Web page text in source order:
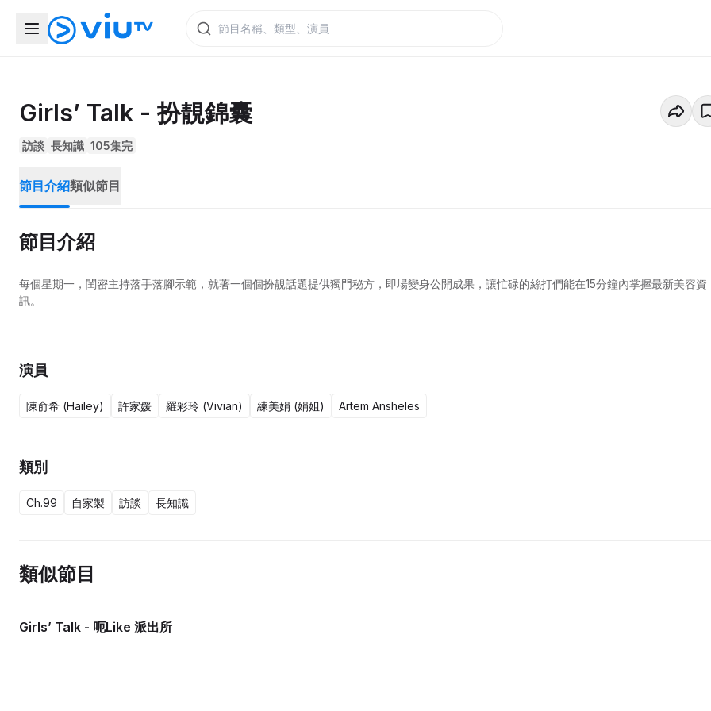
Girls’ Talk - 扮靚錦囊
訪談 長知識 105集完
節目介紹類似節目
節目介紹
每個星期一，閨密主持落手落腳示範，就著一個個扮靚話題提供獨門秘方，即場變身公開成果，讓忙碌的絲打們能在15分鐘內掌握最新美容資
訊。
演員
陳俞希 (Hailey) 許家媛 羅彩玲 (Vivian) 練美娟 (娟姐) Artem Ansheles
類別
Ch.99 自家製 訪談 長知識
類似節目
Girls’ Talk - 呃Like 派出所